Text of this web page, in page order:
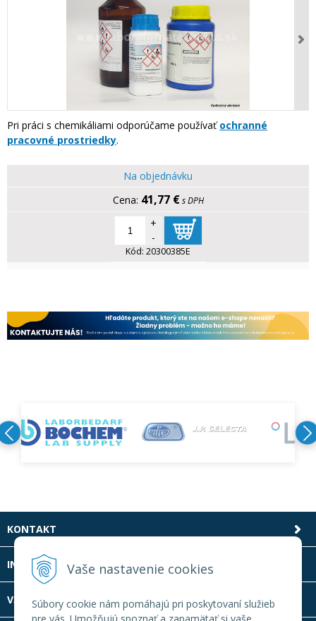
Vaše nastavenie cookies
Súbory cookie nám pomáhajú pri poskytovaní služieb
Pri práci s chemikáliami odporúčame používaťochranné
pracovné prostriedky.
Na objednávku
41,77 € s DPH
+
-
Kód: 20300385E
KONTAKT
INFOLINKA
VŠETKO O NÁKUPE